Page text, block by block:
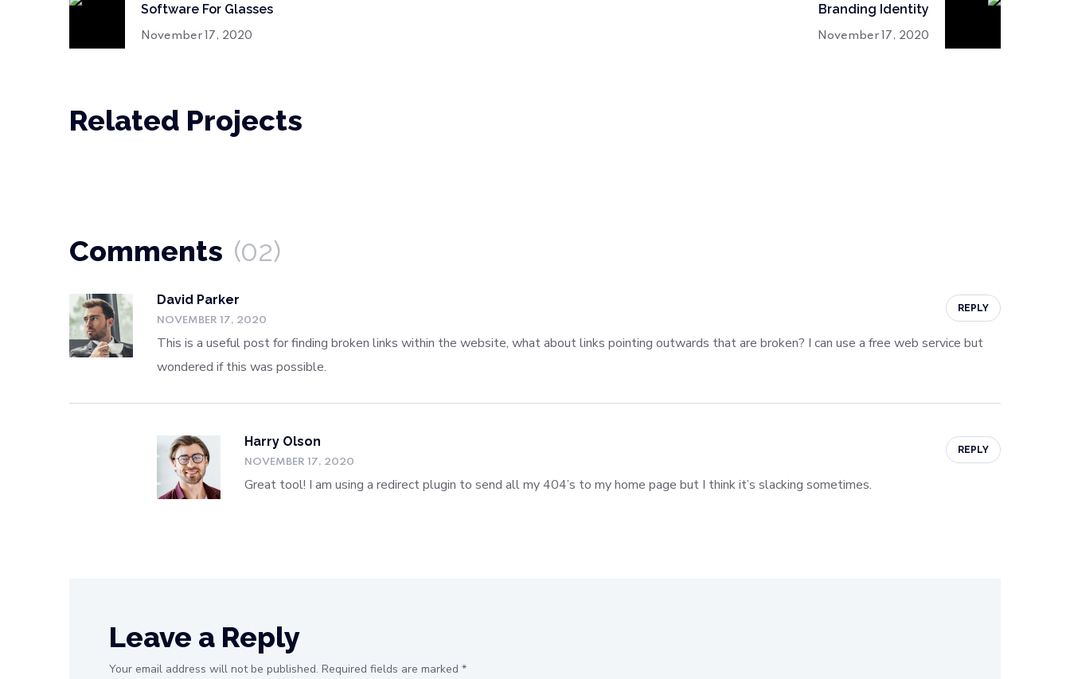
Software For Glasses
November 17, 2020
Branding Identity
November 17, 2020
Related Projects
Comments (02)
David Parker
NOVEMBER 17, 2020
This is a useful post for finding broken links within the website, what about links pointing outwards that are broken? I can use a free web service but
wondered if this was possible.
REPLY
Harry Olson
NOVEMBER 17, 2020
Great tool! I am using a redirect plugin to send all my 404’s to my home page but I think it’s slacking sometimes.
REPLY
Leave a Reply
Your email address will not be published. Required fields are marked *